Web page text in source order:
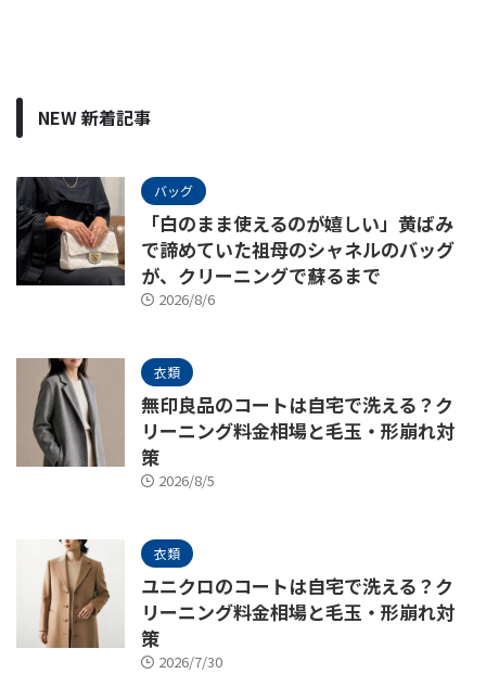
NEW 新着記事
バッグ
「白のまま使えるのが嬉しい」黄ばみ
で諦めていた祖母のシャネルのバッグ
が、クリーニングで蘇るまで
2026/8/6
衣類
無印良品のコートは自宅で洗える？ク
リーニング料金相場と毛玉・形崩れ対
策
2026/8/5
衣類
ユニクロのコートは自宅で洗える？ク
リーニング料金相場と毛玉・形崩れ対
策
2026/7/30